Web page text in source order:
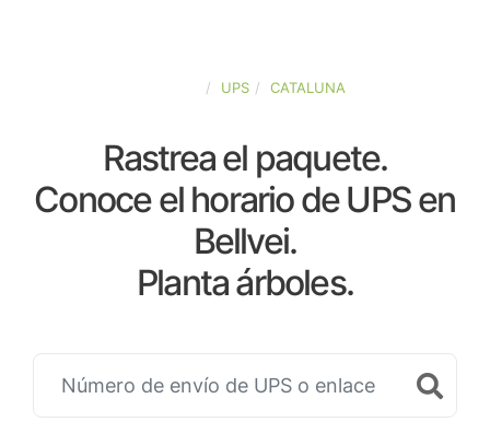
UPS CATALUNA
Rastrea el paquete.
Conoce el horario de UPS en
Bellvei.
Planta árboles.